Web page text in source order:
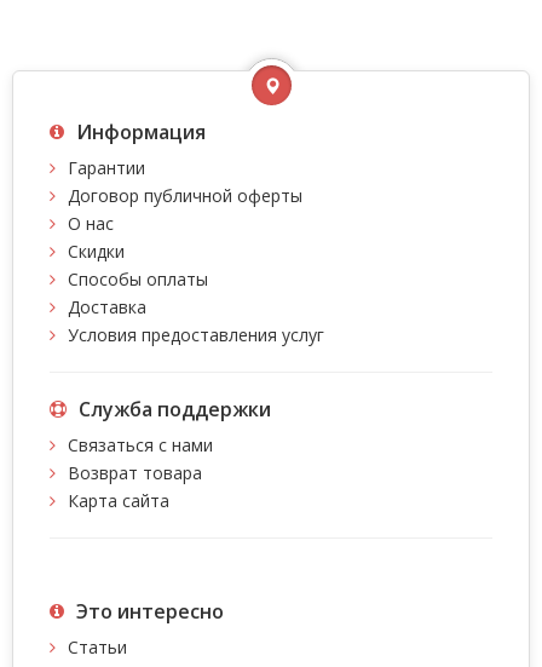
Информация
Гарантии
Договор публичной оферты
О нас
Скидки
Способы оплаты
Доставка
Условия предоставления услуг
Служба поддержки
Связаться с нами
Возврат товара
Карта сайта
Это интересно
Статьи